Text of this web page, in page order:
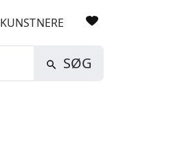
KUNSTNERE
SØG